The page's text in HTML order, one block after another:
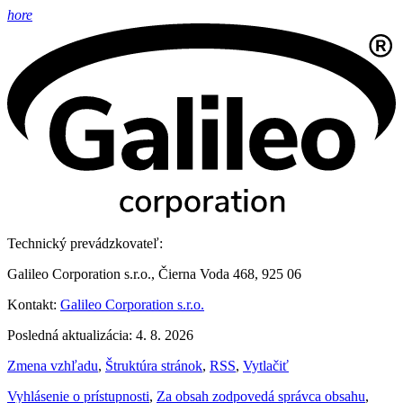
hore
Technický prevádzkovateľ:
Galileo Corporation s.r.o., Čierna Voda 468, 925 06
Kontakt: Galileo Corporation s.r.o.
Posledná aktualizácia: 4. 8. 2026
Zmena vzhľadu, Štruktúra stránok, RSS, Vytlačiť
Vyhlásenie o prístupnosti, Za obsah zodpovedá správca obsahu,